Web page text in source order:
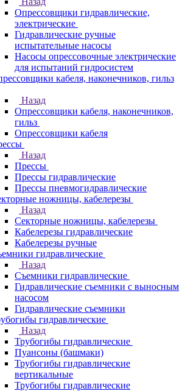
Опрессовщики гидравлические,
электрические
Гидравлические ручные
испытательные насосы
Насосы опрессовочные электрические
для испытаний гидросистем
кабеля, наконечников, гильз
Назад
Опрессовщики кабеля, наконечников,
гильз
Опрессовщики кабеля
Назад
Прессы
Прессы гидравлические
Прессы пневмогидравлические
ножницы, кабелерезы
Назад
Секторные ножницы, кабелерезы
Кабелерезы гидравлические
Кабелерезы ручные
гидравлические
Назад
Съемники гидравлические
Гидравлические cъемники с выносным
насосом
Гидравлические съемники
гидравлические
Назад
Трубогибы гидравлические
Пуансоны (башмаки)
Трубогибы гидравлические
вертикальные
Трубогибы гидравлические